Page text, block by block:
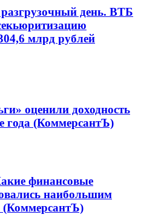
день. ВТБ
млрд рублей
оценили доходность
года (КоммерсантЪ)
финансовые
наибольшим
(КоммерсантЪ)